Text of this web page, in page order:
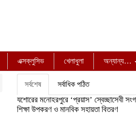
এক্সক্লুসিভ খেলাধুলা অন্যান্য…
সর্বশেষ সর্বাধিক পঠিত
যশোরের মনোহরপুরে ‘প্রয়াস’ স্বেচ্ছাসেবী
শিক্ষা উপকরণ ও মানবিক সহায়তা বিতরণ